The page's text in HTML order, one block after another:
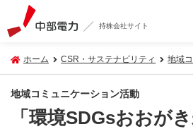
持株会社サイト
ホーム CSR・サステナビリティ 地域
地域コミュニケーション活動
「環境SDGsおおが